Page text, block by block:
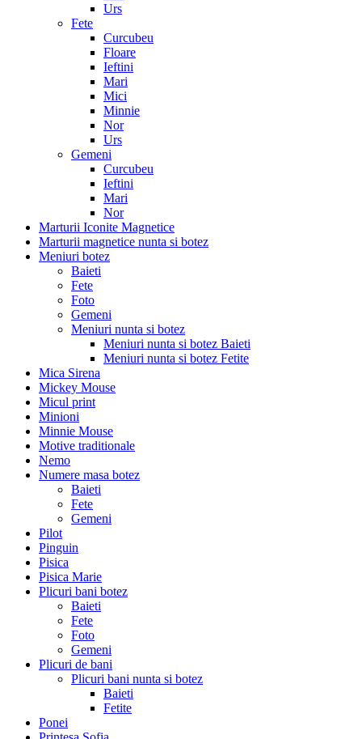
Urs
Fete
Curcubeu
Floare
Ieftini
Mari
Mici
Minnie
Nor
Urs
Gemeni
Curcubeu
Ieftini
Mari
Nor
Marturii Iconite Magnetice
Marturii magnetice nunta si botez
Meniuri botez
Baieti
Fete
Foto
Gemeni
Meniuri nunta si botez
Meniuri nunta si botez Baieti
Meniuri nunta si botez Fetite
Mica Sirena
Mickey Mouse
Micul print
Minioni
Minnie Mouse
Motive traditionale
Nemo
Numere masa botez
Baieti
Fete
Gemeni
Pilot
Pinguin
Pisica
Pisica Marie
Plicuri bani botez
Baieti
Fete
Foto
Gemeni
Plicuri de bani
Plicuri bani nunta si botez
Baieti
Fetite
Ponei